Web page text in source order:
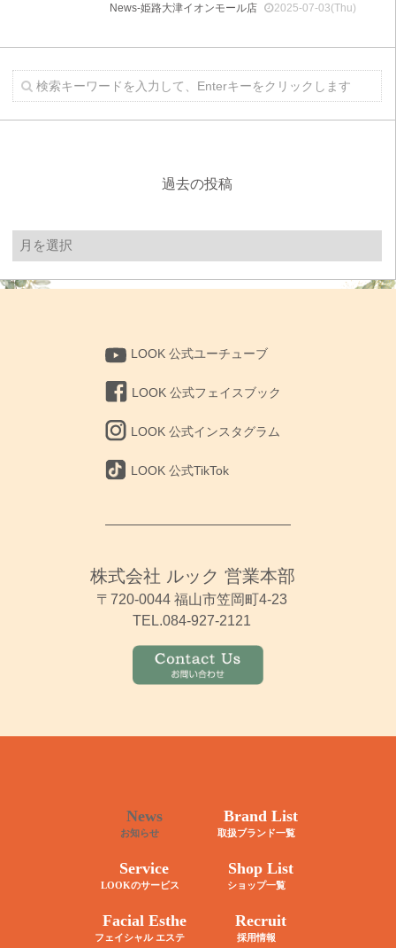
News-姫路大津イオンモール店 2025-07-03(Thu)
過去の投稿
去
投
LOOK 公式ユーチューブ
LOOK 公式フェイスブック
LOOK 公式インスタグラム
LOOK 公式TikTok
株式会社 ルック 営業本部
〒720-0044 福山市笠岡町4-23
TEL.084-927-2121
News
お知らせ
Brand List
取扱ブランド一覧
Service
LOOKのサービス
Shop List
ショップ一覧
Facial Esthe
フェイシャル エステ
Recruit
採用情報